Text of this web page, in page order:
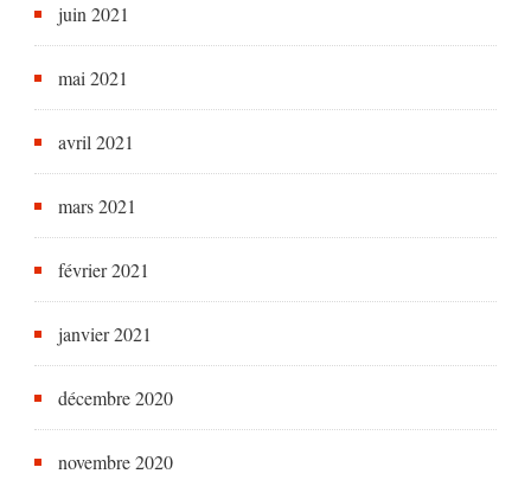
juin 2021
mai 2021
avril 2021
mars 2021
février 2021
janvier 2021
décembre 2020
novembre 2020